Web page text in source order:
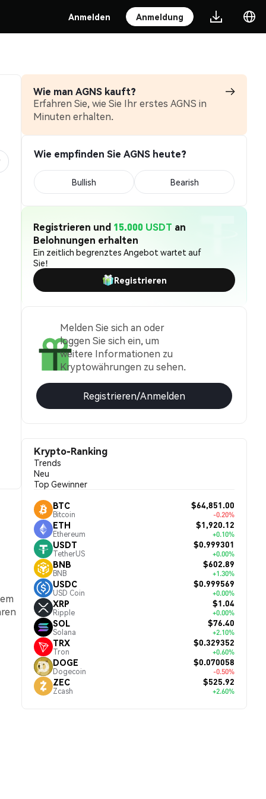
Anmelden Anmeldung
Wie man AGNS kauft?
Erfahren Sie, wie Sie Ihr erstes AGNS in
Minuten erhalten.
Wie empfinden Sie AGNS heute?
Bullish Bearish
Registrieren und 15.000 USDT an
Belohnungen erhalten
Ein zeitlich begrenztes Angebot wartet auf
Sie!
Registrieren
Melden Sie sich an oder
loggen Sie sich ein, um
weitere Informationen zu
Kryptowährungen zu sehen.
Registrieren/Anmelden
Krypto-Ranking
Trends
Neu
Top Gewinner
BTC
Bitcoin
$64,851.00
-0.20%
ETH
Ethereum
$1,920.12
+0.10%
USDT
TetherUS
$0.999301
+0.00%
BNB
BNB
$602.89
+1.30%
USDC
USD Coin
$0.999569
+0.00%
XRP
Ripple
$1.04
+0.00%
SOL
Solana
$76.40
+2.10%
TRX
Tron
$0.329352
+0.60%
DOGE
Dogecoin
$0.070058
-0.50%
ZEC
Zcash
$525.92
+2.60%